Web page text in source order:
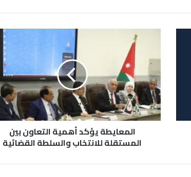
ا
ي
ط
ة
ي
أ
المعايطة يؤكد أهمية التعاون بين
المستقلة للانتخاب والسلطة القضائية